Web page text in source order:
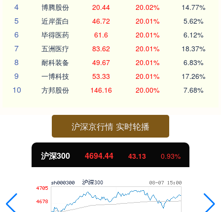
4 博腾股份 20.44 20.02% 14.77%
5 近岸蛋白 46.72 20.01% 5.62%
6 毕得医药 61.6 20.01% 6.12%
7 五洲医疗 83.62 20.01% 18.37%
8 耐科装备 49.67 20.01% 6.83%
9 一博科技 53.33 20.01% 17.26%
10 方邦股份 146.16 20.00% 7.68%
沪深京行情 实时轮播
43.13 0.93% 北证50